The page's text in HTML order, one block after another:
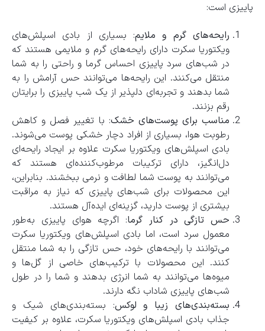
پاییزی است:
رایحه‌های گرم و ملایم: بسیاری از بادی اسپلش‌های
ویکتوریا سکرت دارای رایحه‌های گرم و ملایمی هستند که
در شب‌های سرد پاییزی احساس گرما و راحتی را به شما
منتقل می‌کنند. این رایحه‌ها می‌توانند حس آرامش را به
شما بدهند و تجربه‌ای دلپذیر از یک شب پاییزی را برایتان
رقم بزنند.
مناسب برای پوست‌های خشک: با تغییر فصل و کاهش
رطوبت هوا، بسیاری از افراد دچار خشکی پوست می‌شوند.
بادی اسپلش‌های ویکتوریا سکرت علاوه بر ایجاد رایحه‌ای
دل‌انگیز، دارای ترکیبات مرطوب‌کننده‌ای هستند که
می‌توانند به پوست شما لطافت و نرمی ببخشند. بنابراین،
این محصولات برای شب‌های پاییزی که نیاز به مراقبت
بیشتری از پوست دارید، گزینه‌ای ایده‌آل هستند.
حس تازگی در کنار گرما: اگرچه هوای پاییزی به‌طور
معمول سرد است، اما بادی اسپلش‌های ویکتوریا سکرت
می‌توانند با رایحه‌های خود، حس تازگی را به شما منتقل
کنند. این محصولات با ترکیب‌های خاصی از گل‌ها و
میوه‌ها می‌توانند به شما انرژی بدهند و شما را در طول
شب‌های پاییزی شاداب نگه دارند.
بسته‌بندی‌های زیبا و لوکس: بسته‌بندی‌های شیک و
جذاب بادی اسپلش‌های ویکتوریا سکرت، علاوه بر کیفیت